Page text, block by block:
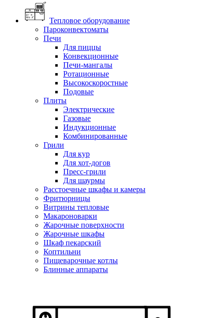
Тепловое оборудование
Пароконвектоматы
Печи
Для пиццы
Конвекционные
Печи-мангалы
Ротационные
Высокоскоростные
Подовые
Плиты
Электрические
Газовые
Индукционные
Комбинированные
Грили
Для кур
Для хот-догов
Пресс-грили
Для шаурмы
Расстоечные шкафы и камеры
Фритюрницы
Витрины тепловые
Макароноварки
Жарочные поверхности
Жарочные шкафы
Шкаф пекарский
Коптильни
Пищеварочные котлы
Блинные аппараты